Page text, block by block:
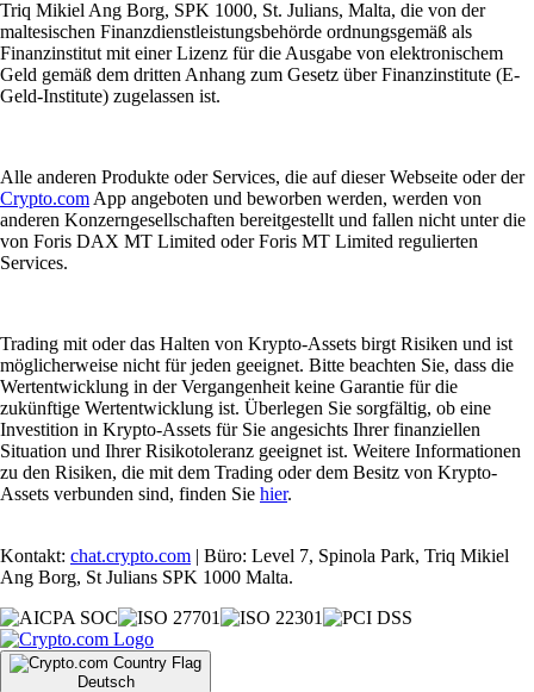
Triq Mikiel Ang Borg, SPK 1000, St. Julians, Malta, die von der
maltesischen Finanzdienstleistungsbehörde ordnungsgemäß als
Finanzinstitut mit einer Lizenz für die Ausgabe von elektronischem
Geld gemäß dem dritten Anhang zum Gesetz über Finanzinstitute (E-
Geld-Institute) zugelassen ist.
Alle anderen Produkte oder Services, die auf dieser Webseite oder der
Crypto.com App angeboten und beworben werden, werden von
anderen Konzerngesellschaften bereitgestellt und fallen nicht unter die
von Foris DAX MT Limited oder Foris MT Limited regulierten
Services.
Trading mit oder das Halten von Krypto-Assets birgt Risiken und ist
möglicherweise nicht für jeden geeignet. Bitte beachten Sie, dass die
Wertentwicklung in der Vergangenheit keine Garantie für die
zukünftige Wertentwicklung ist. Überlegen Sie sorgfältig, ob eine
Investition in Krypto-Assets für Sie angesichts Ihrer finanziellen
Situation und Ihrer Risikotoleranz geeignet ist. Weitere Informationen
zu den Risiken, die mit dem Trading oder dem Besitz von Krypto-
Assets verbunden sind, finden Sie hier.
Kontakt: chat.crypto.com | Büro: Level 7, Spinola Park, Triq Mikiel
Ang Borg, St Julians SPK 1000 Malta.
Deutsch